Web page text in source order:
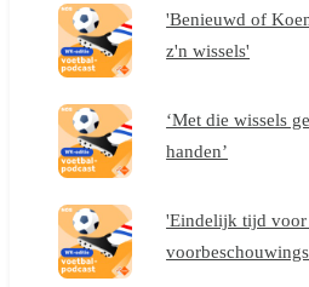
'Benieuwd of
z'n wissels'
‘Met die wissels
handen’
'Eindelijk tijd voor